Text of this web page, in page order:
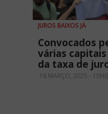
JUROS BAIXOS JÁ
Convocados
várias
da taxa de
18 MARÇO, 2025 -